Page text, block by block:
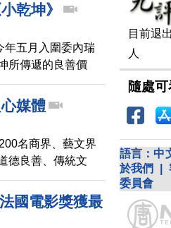
乾坤》
年五月入圍委內瑞
所傳遞的良善價
媒體
名商界、藝文界
德良善、傳統文
聾發聵的精神。
國電影獎獲最
目前退
人
隨處
語言： 中
於我們
委員會